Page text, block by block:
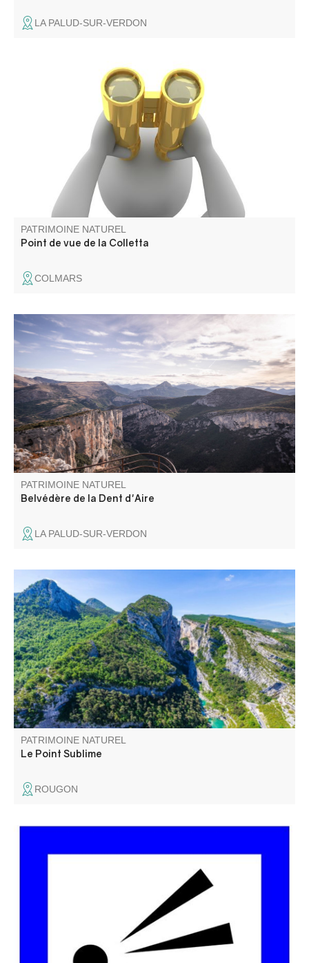
LA PALUD-SUR-VERDON
Il surplombe la cité fortifiée de Colmars
PATRIMOINE NATUREL
Point de vue de la Colletta
COLMARS
C’est certainement le plus panoramique de tous les
belvédères... Il a été rénové en 2018 dans le cadre de
l’Opération Grand Site des Gorges du Verdon.
PATRIMOINE NATUREL
Belvédère de la Dent d'Aire
LA PALUD-SUR-VERDON
Le Point Sublime est l'un des points de vue les plus
pittoresques sur les gorges du Verdon. Ce point de vue se
trouve sur la rive droite, en aval du village de Rougon.
PATRIMOINE NATUREL
Le Point Sublime
ROUGON
Le belvédère des Glacières s’appelle ainsi car il y avait
des trous dans lesquelles la glace naturelle était
conservée pour l’usage domestique (avant l’arrivée de